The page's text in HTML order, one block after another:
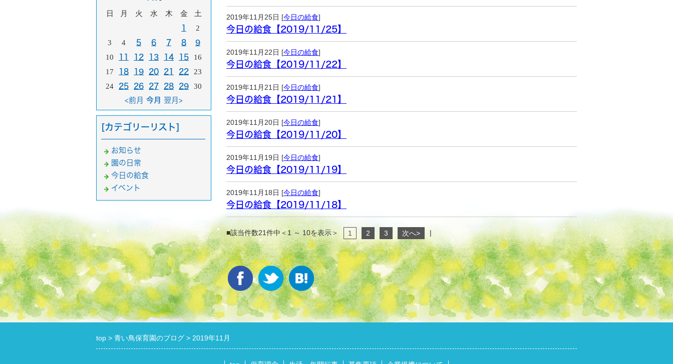
2019年11月25日 [今日の給食]
今日の給食【2019/11/25】
2019年11月22日 [今日の給食]
今日の給食【2019/11/22】
2019年11月21日 [今日の給食]
今日の給食【2019/11/21】
2019年11月20日 [今日の給食]
今日の給食【2019/11/20】
2019年11月19日 [今日の給食]
今日の給食【2019/11/19】
2019年11月18日 [今日の給食]
今日の給食【2019/11/18】
■該当件数21件中＜1 ～ 10を表示＞ |
1 2 3 次へ>
日 月 火 水 木 金 土
1
2
3
4 5 6 7 8 9
10 11 12 13 14 15
16
17
18 19 20 21 22
23
24
25 26 27 28 29 30
<前月 今月 翌月>
[カテゴリーリスト]
お知らせ
園の日常
今日の給食
イベント
top 青い鳥保育園のブログ 2019年11月